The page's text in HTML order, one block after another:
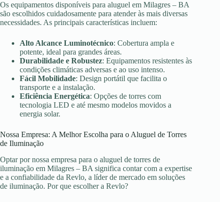
Os equipamentos disponíveis para aluguel em Milagres – BA
são escolhidos cuidadosamente para atender às mais diversas
necessidades. As principais características incluem:
Alto Alcance Luminotécnico: Cobertura ampla e
potente, ideal para grandes áreas.
Durabilidade e Robustez: Equipamentos resistentes às
condições climáticas adversas e ao uso intenso.
Fácil Mobilidade: Design portátil que facilita o
transporte e a instalação.
Eficiência Energética: Opções de torres com
tecnologia LED e até mesmo modelos movidos a
energia solar.
Nossa Empresa: A Melhor Escolha para o Aluguel de Torres
de Iluminação
Optar por nossa empresa para o aluguel de torres de
iluminação em Milagres – BA significa contar com a expertise
e a confiabilidade da Revlo, a líder de mercado em soluções
de iluminação. Por que escolher a Revlo?